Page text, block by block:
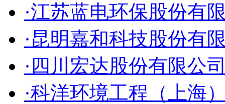
·江苏蓝电环保股份有
·昆明嘉和科技股份有
·四川宏达股份有限公
·科洋环境工程（上海